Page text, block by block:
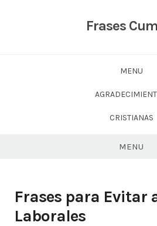
Frases
MENU
CRISTIANAS
MENU
Frases para Evitar
Laborales